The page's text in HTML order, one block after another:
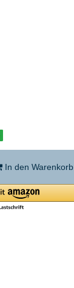
In den Warenkorb